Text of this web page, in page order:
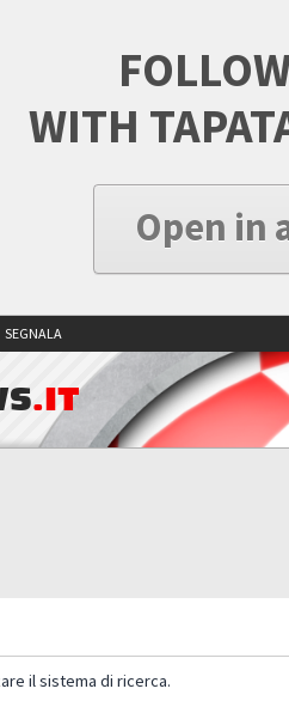
WITH
Open in
SEGNALA
.IT
il sistema di ricerca.